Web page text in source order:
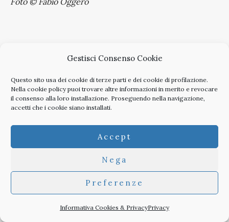
Gestisci Consenso Cookie
Questo sito usa dei cookie di terze parti e dei cookie di profilazione.
Nella cookie policypuoi trovare altre informazioni in merito e revocare
il consenso alla loro installazione. Proseguendo nella navigazione,
accetti che i cookie siano installati.
Accept
Nega
Preferenze
Informativa Cookies & PrivacyPrivacy
Nato a Biella (1970), nel 1996 si laurea presso il
Politecnico di Torino, dove nel 2001 consegue
il dottorato di ricerca in Storia
attività di ricerca s...